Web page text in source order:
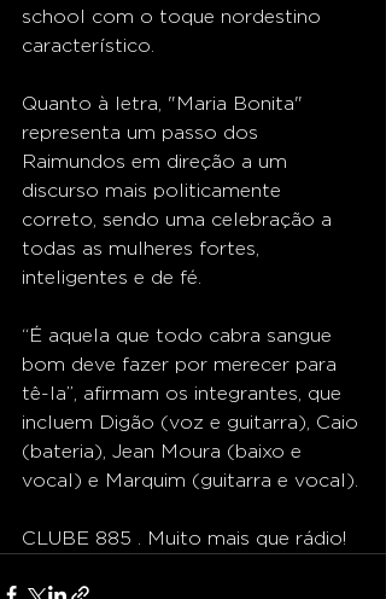
school com o toque nordestino
característico.
Quanto à letra, "Maria Bonita"
representa um passo dos
Raimundos em direção a um
discurso mais politicamente
correto, sendo uma celebração a
todas as mulheres fortes,
inteligentes e de fé.
“É aquela que todo cabra sangue
bom deve fazer por merecer para
tê-la”, afirmam os integrantes, que
incluem Digão (voz e guitarra), Caio
(bateria), Jean Moura (baixo e
vocal) e Marquim (guitarra e vocal).
CLUBE 885 . Muito mais que rádio!